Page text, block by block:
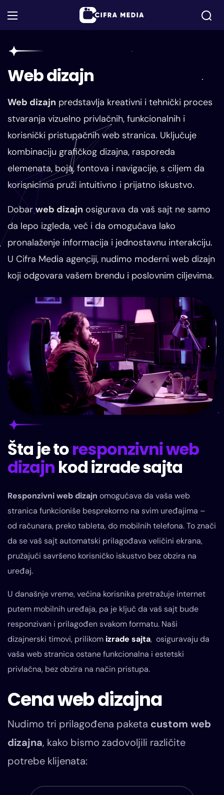
Web dizajn
Web dizajn predstavlja kreativni i tehnički proces
stvaranja vizuelno privlačnih, funkcionalnih i
korisnički pristupačnih web stranica. Uključuje
kombinaciju grafičkog dizajna, rasporeda
elemenata, boja, fontova i navigacije, s ciljem da
korisnicima pruži intuitivno i prijatno iskustvo.
Dobarweb dizajn osigurava da vaš sajt ne samo
da lepo izgleda, već i da omogućava lako
pronalaženje informacija i jednostavnu interakciju.
U Cifra Media agenciji, nudimo moderni web dizajn
koji odgovara vašem brendu i poslovnim ciljevima.
Šta je toresponzivni web
dizajn kod izrade sajta
Responzivni web dizajn omogućava da vaša web
stranica funkcioniše besprekorno na svim uređajima –
od računara, preko tableta, do mobilnih telefona. To znači
da se vaš sajt automatski prilagođava veličini ekrana,
pružajući savršeno korisničko iskustvo bez obzira na
uređaj.
U današnje vreme, većina korisnika pretražuje internet
putem mobilnih uređaja, pa je ključ da vaš sajt bude
responzivan i prilagođen svakom formatu. Naši
dizajnerski timovi, prilikom izrade sajta, osiguravaju da
vaša web stranica ostane funkcionalna i estetski
privlačna, bez obzira na način pristupa.
Cena web dizajna
Nudimo tri prilagođena paketa custom web
dizajna, kako bismo zadovoljili različite
potrebe klijenata: